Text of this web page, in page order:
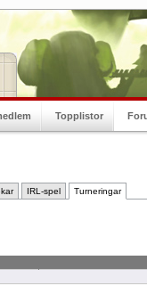
Topplistor
IRL-spel Turneringar